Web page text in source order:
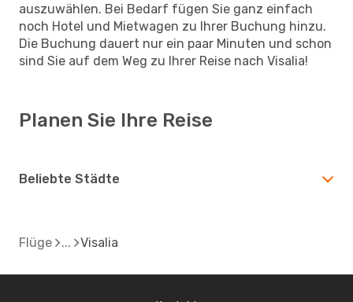
auszuwählen. Bei Bedarf fügen Sie ganz einfach
noch Hotel und Mietwagen zu Ihrer Buchung hinzu.
Die Buchung dauert nur ein paar Minuten und schon
sind Sie auf dem Weg zu Ihrer Reise nach Visalia!
Planen Sie Ihre Reise
Beliebte Städte
Flüge Visalia